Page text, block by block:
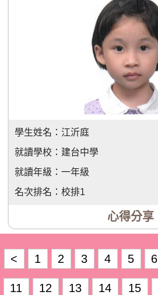
學生姓名： 江沂庭
就讀學校： 建台中學
就讀年級： 一年級
名次排名： 校排1
心得分享
< 1 2 3 4 5 6
11 12 13 14 15